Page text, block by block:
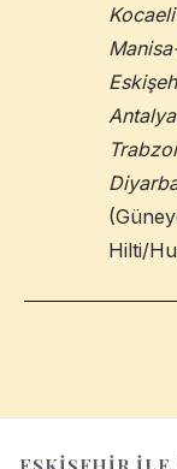
Hilti/